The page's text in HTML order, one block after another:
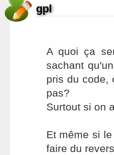
gpl
A quoi ça
sachant
pris du code,
pas?
Surtout si on
Et même si
faire du